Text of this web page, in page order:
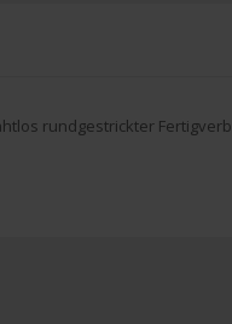
rundgestrickter